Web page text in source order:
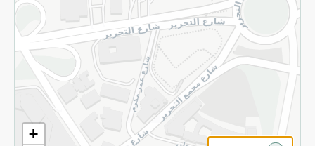
+
©2026 - Spinneys | جميع الحقوق محفوظة